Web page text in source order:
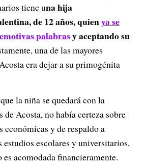
a
y
V
d
e
o
tiene una hija
de 12 años, quienya se
palabrasy aceptando su
una de las mayores
era dejar a su primogénita
la niña se quedará con la
de Acosta, no había certeza sobre
económicas y de respaldo a
estudios escolares y universitarios,
acomodada financieramente.